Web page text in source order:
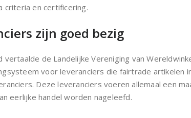
criteria en certificering.
zijn goed bezig
vertaalde de Landelijke Vereniging van
voor leveranciers die fairtrade artikelen
Deze leveranciers voeren allemaal een
eerlijke handel worden nageleefd.